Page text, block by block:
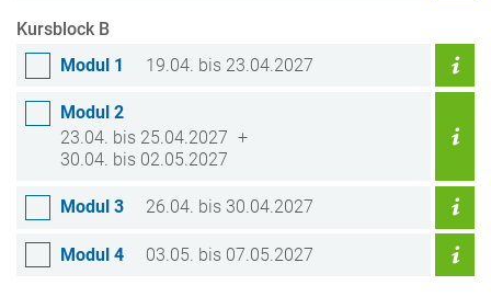
Kursblock B
Modul 1
19.04. bis 23.04.2027
Modul 2
23.04. bis 25.04.2027
30.04. bis 02.05.2027
Modul 3 26.04. bis 30.04.2027
Modul 4 03.05. bis 07.05.2027